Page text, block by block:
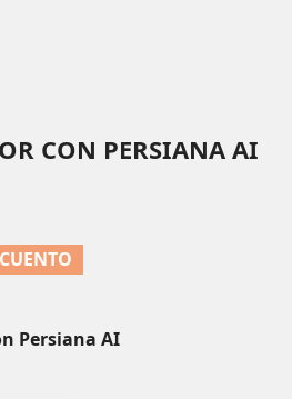
CON PERSIANA AI
Persiana AI